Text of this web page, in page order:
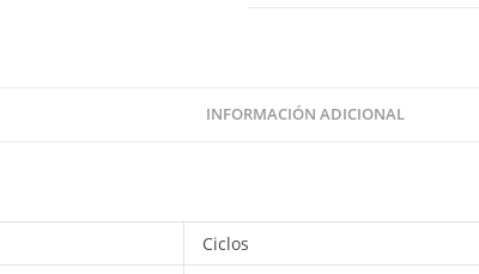
INFORMACIÓN ADICIONAL
Ciclos